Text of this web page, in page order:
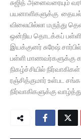
சுஜித் அனைவரையும்
பயனாளிகளுக்கு தையல்
விலையில்லா மருந்து
ஒன்றிய தொடக்கப்
இயக்குனர் சுரேஷ்
பள்ளி மாணவர்களுக்கு
நிகழ்ச்சியில்
ரஞ்சித்குமார் உள்பட
நிர்வாகிகளுக்கு